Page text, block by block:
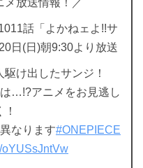
メ放送情報！／
話「よかねェよ!!サ
日(日)朝9:30より放送
け出したサンジ！
…!?アニメをお見逃し
なります#ONEPIECE
oYUSsJntVw